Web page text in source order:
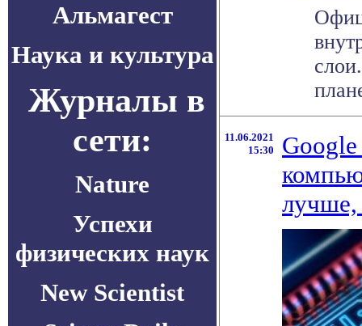
Альмагест
Наука и культура
Журналы в
сети:
Nature
Успехи
физических наук
New Scientist
11.06.2021
15:30
лучше,